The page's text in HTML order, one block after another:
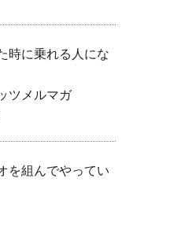
時に乗れる人にな
ツメルマガ
を組んでやってい